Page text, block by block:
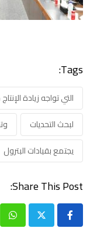
Tags:
التي تواجه زيادة
لبحث التحديات
يجتمع بقيادات البترول
Share This Post: